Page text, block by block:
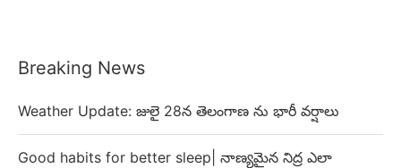
Breaking News
Weather Update: జులై 28న తెలంగాణ ను భారీ వర్షాలు
Good habits for better sleep| నాణ్యమైన నిద్ర ఎలా